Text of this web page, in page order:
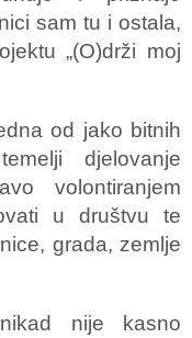
sam tu i ostala,
„(O)drži moj
od jako bitnih
djelovanje
volontiranjem
u društvu te
grada, zemlje
nije kasno